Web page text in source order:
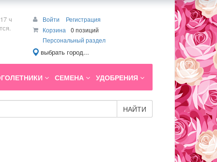
ч
Войти
Регистрация
Корзина
0 позиций
Персональный раздел
выбрать город...
СЕМЕНА УДОБРЕНИЯ
НАЙТИ